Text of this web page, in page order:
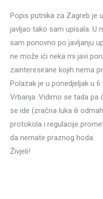
Popis putnika za Zagreb je
javljao tako sam upisala. U
sam ponovno po javljanju
ne može ići neka mi javi
zainteresirane kojih nema
Polazak je u ponedjeljak u
Vrbanja. Vidimo se tada
se ide (zračna luka ili
protokola i regulacije
da nemate praznog hoda.
Živjeli!